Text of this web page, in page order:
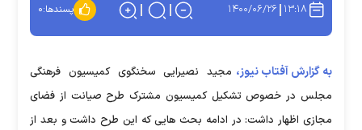
۱۳:۱۸ ۱۴۰۰/۰۶/۲۶ پسندها:۰
به گزارش آفتاب نیوز، مجید نصیرایی سخنگوی کمیسیون فرهنگی
مجلس در خصوص تشکیل کمیسیون مشترک طرح صیانت از فضای
مجازی اظهار داشت: در ادامه بحث هایی که این طرح داشت و بعد از